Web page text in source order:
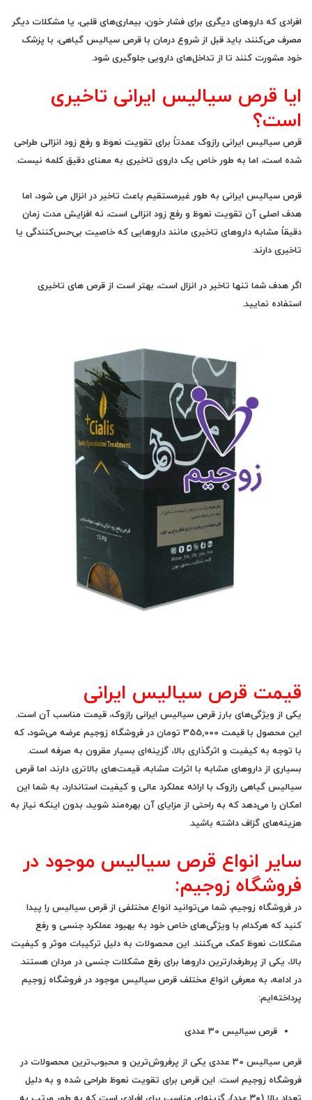
افرادی که داروهای دیگری برای فشار خون، بیماری‌های قلبی، یا مشکلات دیگر
مصرف می‌کنند، باید قبل از شروع درمان با قرص سیالیس گیاهی، با پزشک
خود مشورت کنند تا از تداخل‌های دارویی جلوگیری شود.
ایا قرص سیالیس ایرانی تاخیری
است؟
قرص سیالیس ایرانی رازوک عمدتاً برای تقویت نعوظ و رفع زود انزالی طراحی
شده است، اما به طور خاص یک داروی تاخیری به معنای دقیق کلمه نیست.
قرص سیالیس ایرانی به طور غیرمستقیم باعث تاخیر در انزال می شود، اما
هدف اصلی آن تقویت نعوظ و رفع زود انزالی است، نه افزایش مدت زمان
دقیقاً مشابه داروهای تاخیری مانند داروهایی که خاصیت بی‌حس‌کنندگی یا
تاخیری دارند.
اگر هدف شما تنها تاخیر در انزال است، بهتر است از قرص های تاخیری
استفاده نمایید.
قیمت قرص سیالیس ایرانی
یکی از ویژگی‌های بارز قرص سیالیس ایرانی رازوک، قیمت مناسب آن است.
این محصول با قیمت 355,000 تومان
در فروشگاه زوجیم عرضه می‌شود، که
با توجه به کیفیت و اثرگذاری بالا، گزینه‌ای بسیار مقرون به صرفه است.
بسیاری از داروهای مشابه با اثرات مشابه، قیمت‌های بالاتری دارند، اما قرص
سیالیس گیاهی رازوک با ارائه عملکرد عالی و کیفیت استاندارد، به شما این
امکان را می‌دهد که به راحتی از مزایای آن بهره‌مند شوید، بدون اینکه نیاز به
هزینه‌های گزاف داشته باشید.
سایر انواع قرص سیالیس موجود در
فروشگاه زوجیم:
در فروشگاه زوجیم، شما می‌توانید انواع مختلفی از قرص سیالیس را پیدا
کنید که هرکدام با ویژگی‌های خاص خود به بهبود عملکرد جنسی و رفع
مشکلات نعوظ کمک می‌کنند. این محصولات به دلیل ترکیبات موثر و کیفیت
بالا، یکی از پرطرفدارترین داروها برای رفع مشکلات جنسی در مردان هستند.
در ادامه، به معرفی انواع مختلف قرص سیالیس موجود در فروشگاه زوجیم
پرداخته‌ایم:
قرص سیالیس 30 عددی
قرص سیالیس 30 عددی
یکی از پرفروش‌ترین و محبوب‌ترین محصولات در
فروشگاه زوجیم است. این قرص برای تقویت نعوظ طراحی شده و به دلیل